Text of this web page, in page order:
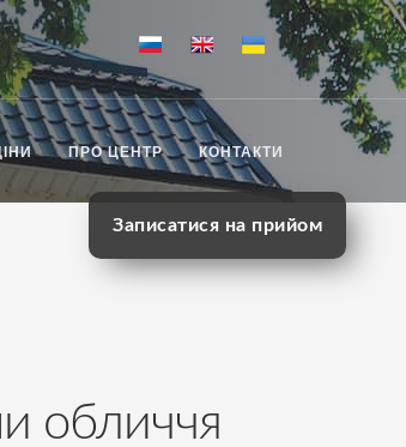
Записатися на прийом
ПРО ЦЕНТР КОНТАКТИ
обличчя